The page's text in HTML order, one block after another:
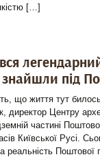
[…]
знайшли під
що життя тут
директор Центру
частині
Київської Русі.
реальність